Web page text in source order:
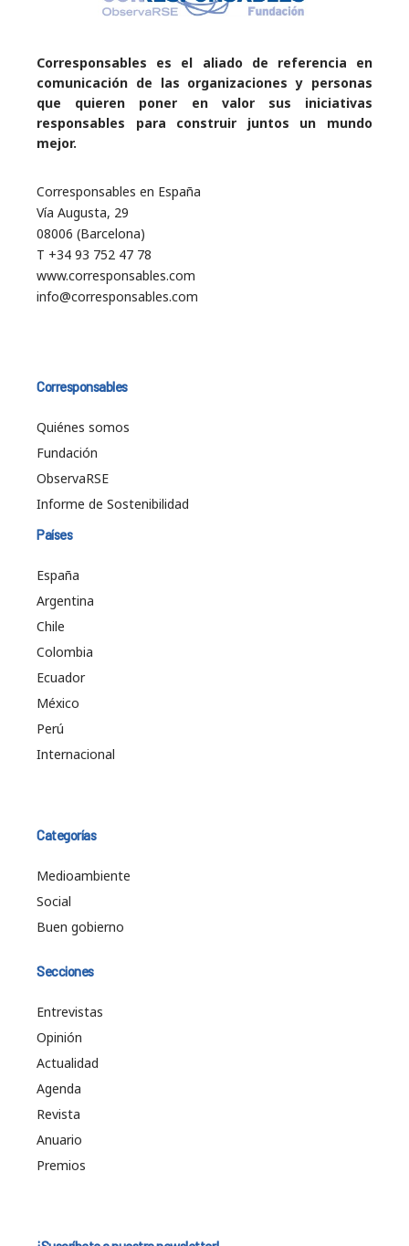
Corresponsables es el aliado de referencia en
comunicación de las organizaciones y personas
que quieren poner en valor sus iniciativas
responsables para construir juntos un mundo
mejor.
Corresponsables en España
Vía Augusta, 29
08006 (Barcelona)
T +34 93 752 47 78
www.corresponsables.com
info@corresponsables.com
Corresponsables
Quiénes somos
Fundación
ObservaRSE
Informe de Sostenibilidad
Países
España
Argentina
Chile
Colombia
Ecuador
México
Perú
Internacional
Categorías
Medioambiente
Social
Buen gobierno
Secciones
Entrevistas
Opinión
Actualidad
Agenda
Revista
Anuario
Premios